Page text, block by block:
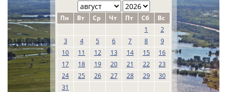
Пн Вт Ср Чт Пт Сб
Вс
1
2
3
4 5 6 7 8
9
10
11 12 13 14 15
16
17
18 19 20 21 22
23
24
25 26 27 28 29
30
31